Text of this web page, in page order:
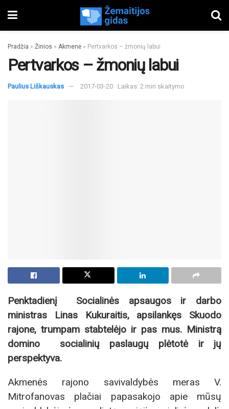
Pradžia » Žinios » Akmenė » Pertvarkos – žmonių labui
Pertvarkos – žmonių labui
Paulius Liškauskas 2017-03-20 Laikas: 2 min skaitymo
Penktadienį Socialinės apsaugos ir darbo
ministras Linas Kukuraitis, apsilankęs Skuodo
rajone, trumpam stabtelėjo ir pas mus. Ministrą
domino socialinių paslaugų plėtotė ir jų
perspektyva.
Akmenės rajono savivaldybės meras V.
Mitrofanovas plačiai papasakojo apie mūsų